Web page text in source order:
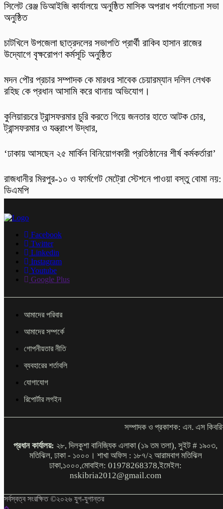
‎সিলেট রেঞ্জ ডিআইজি কার্যালয়ে অনুষ্ঠিত মাসিক অপরাধ পর্যালোচনা সভা
অনুষ্ঠিত
চাটখিলে উপজেলা ছাত্রদলের সভাপতি প্রার্থী রাকিব হাসান রাজের
উদ্যোগে বৃক্ষরোপণ কর্মসূচি অনুষ্ঠিত
মদন পৌর প্রচার সম্পাদক কে মারধর সাবেক চেয়ারম্যান দলিল লেখক
রহিছ কে প্রধান আসামি করে থানায় অভিযোগ।
কুলিয়ারচরে ট্রান্সফরমার চুরি করতে গিয়ে জনতার হাতে আটক চোর,
ট্রান্সফরমার ও যন্ত্রাংশ উদ্ধার,
‘ঢাকায় আসছেন ২৫ মার্কিন বিনিয়োগকারী প্রতিষ্ঠানের শীর্ষ কর্মকর্তারা’
রাজধানীর মিরপুর-১০ ও ফার্মগেট মেট্রো স্টেশনে পাওয়া বস্তু বোমা নয়:
ডিএমপি
Facebook
Twitter
Linkedin
Instagram
Youtube
Google Plus
আমাদের পরিবার
আমাদের সম্পর্কে
গোপনীয়তার নীতি
ব্যবহারের শর্তাবলি
যোগাযোগ
রিপোর্টার লগইন
সম্পাদক ও প্রকাশক: এন. এস
প্রধান কার্যালয়: ২৮, দিলকুশা বানিজ্যিক এলাকা (১৯ তম তলা), সুইট # ১৯০৩,
মতিঝিল, ঢাকা - ১০০০। শাখা অফিস : ১৮৭/২ আরামবাগ মতিঝিল
ঢাকা,১০০০,মোবাইল: 01978268378,ইমেইল:
nskibria2012@gmail.com
সর্বস্বত্ব সংরক্ষিত ©২০২৬ যুগ-যুগান্তর